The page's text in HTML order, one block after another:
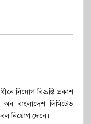
নিয়োগ বিজ্ঞপ্তি প্রকাশ
অব বাংলাদেশ লিমিটেড
নিয়োগ দেবে।